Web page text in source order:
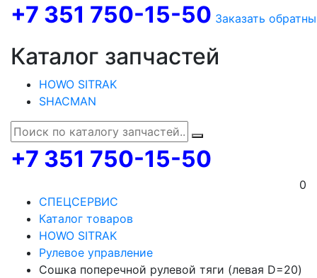
+7 351 750-15-50 Заказать
Каталог запчастей
HOWO SITRAK
SHACMAN
+7 351 750-15-50
0
СПЕЦСЕРВИС
Каталог товаров
HOWO SITRAK
Рулевое управление
Сошка поперечной рулевой тяги (левая D=20)